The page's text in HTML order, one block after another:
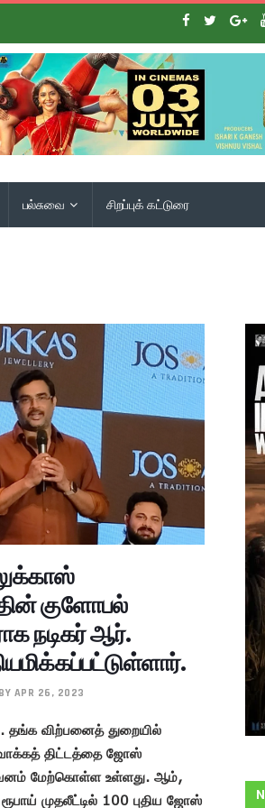
பல்சுவை சிறப்புக் கட்டுரை
குளோபல்
நடிகர் ஆர்.
BY APR 26, 2023
தங்க விற்பனைத் துறையில்
திட்டத்தை ஜோஸ்
மேற்கொள்ள உள்ளது. ஆம்,
முதலீட்டில் 100 புதிய ஜோஸ்